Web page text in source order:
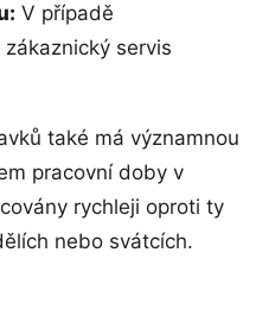
V případě
servis
také má významnou
pracovní doby v
rychleji oproti ty
nebo svátcích.